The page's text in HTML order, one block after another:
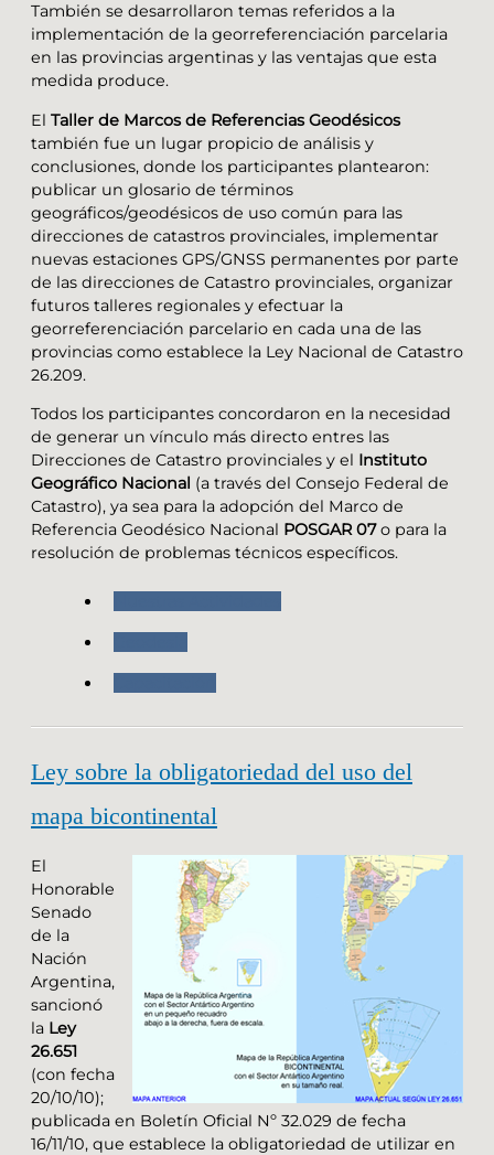
También se desarrollaron temas referidos a la
implementación de la georreferenciación parcelaria
en las provincias argentinas y las ventajas que esta
medida produce.
El Taller de Marcos de Referencias Geodésicos
también fue un lugar propicio de análisis y
conclusiones, donde los participantes plantearon:
publicar un glosario de términos
geográficos/geodésicos de uso común para las
direcciones de catastros provinciales, implementar
nuevas estaciones GPS/GNSS permanentes por parte
de las direcciones de Catastro provinciales, organizar
futuros talleres regionales y efectuar la
georreferenciación parcelario en cada una de las
provincias como establece la Ley Nacional de Catastro
26.209.
Todos los participantes concordaron en la necesidad
de generar un vínculo más directo entres las
Direcciones de Catastro provinciales y el Instituto
Geográfico Nacional (a través del Consejo Federal de
Catastro), ya sea para la adopción del Marco de
Referencia Geodésico Nacional POSGAR 07o para la
resolución de problemas técnicos específicos.
Ley sobre la obligatoriedad del uso del
mapa bicontinental
El
Honorable
Senado
de la
Nación
Argentina,
sancionó
la Ley
26.651
(con fecha
20/10/10);
publicada en Boletín Oficial Nº 32.029 de fecha
16/11/10, que establece la obligatoriedad de utilizar en